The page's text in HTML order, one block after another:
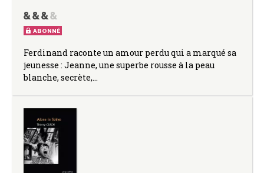
ABONNÉ
Ferdinand raconte un amour perdu qui a marqué sa
jeunesse : Jeanne, une superbe rousse à la peau
blanche, secrète,…